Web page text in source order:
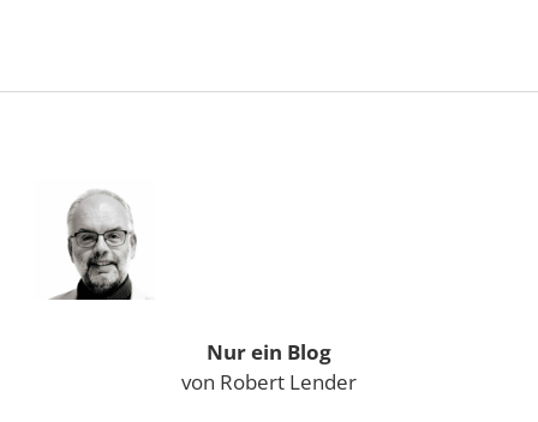
Sidebar
Nur ein Blog
von Robert Lender